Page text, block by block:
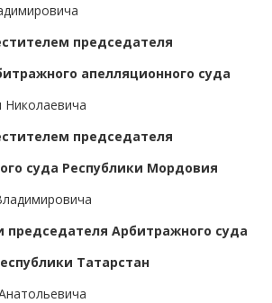
председателя
апелляционного суда
Николаевича
председателя
суда Республики Мордовия
председателя Арбитражного суда
Татарстан